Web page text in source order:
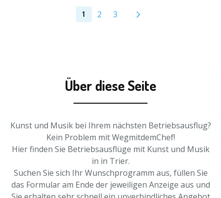
1 2 3
Über diese Seite
Kunst und Musik bei Ihrem nächsten Betriebsausflug?
Kein Problem mit WegmitdemChef!
Hier finden Sie Betriebsausflüge mit Kunst und Musik
in in Trier.
Suchen Sie sich Ihr Wunschprogramm aus, füllen Sie
das Formular am Ende der jeweiligen Anzeige aus und